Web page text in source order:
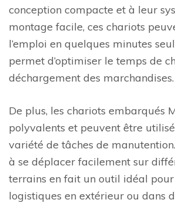
conception compacte et à leur
montage facile, ces chariots
l’emploi en quelques minutes
permet d’optimiser le temps de
déchargement des marchandises.
De plus, les chariots embarqués
polyvalents et peuvent être
variété de tâches de
à se déplacer facilement sur
terrains en fait un outil idéal
logistiques en extérieur ou dans